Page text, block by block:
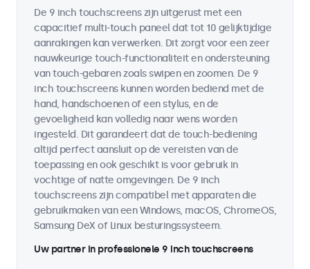
De 9 inch touchscreens zijn uitgerust met een
capacitief multi-touch paneel dat tot 10 gelijktijdige
aanrakingen kan verwerken. Dit zorgt voor een zeer
nauwkeurige touch-functionaliteit en ondersteuning
van touch-gebaren zoals swipen en zoomen. De 9
inch touchscreens kunnen worden bediend met de
hand, handschoenen of een stylus, en de
gevoeligheid kan volledig naar wens worden
ingesteld. Dit garandeert dat de touch-bediening
altijd perfect aansluit op de vereisten van de
toepassing en ook geschikt is voor gebruik in
vochtige of natte omgevingen. De 9 inch
touchscreens zijn compatibel met apparaten die
gebruikmaken van een Windows, macOS, ChromeOS,
Samsung DeX of Linux besturingssysteem.
Uw partner in professionele 9 inch touchscreens